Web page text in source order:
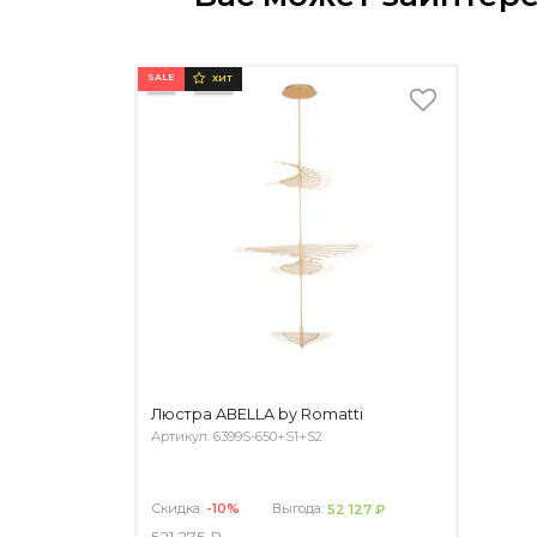
SALE ХИТ
Люстра ABELLA by Romatti
Артикул: 6399S-650+S1+S2
Скидка: -10% Выгода:52 127 ₽